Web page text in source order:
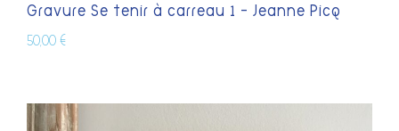
Gravure Se tenir à carreau 1 – Jeanne Picq
50,00 €